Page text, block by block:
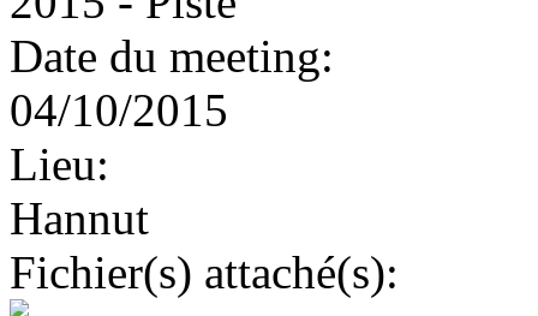
Date du meeting:
04/10/2015
Lieu:
Hannut
Fichier(s) attaché(s):